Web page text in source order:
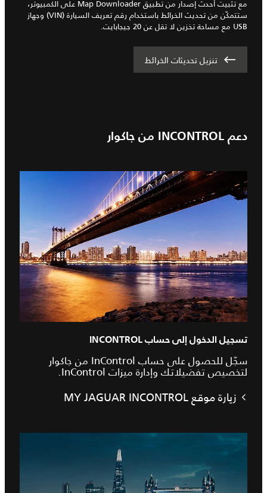
مع تثبيت أحدث إصدار من تطبيق Map Downloader على الكمبيوتر،
ستتمكّن من تحديث الخرائط باستخدام رقم تعريف السيارة (VIN) وجهاز
USB مع مساحة تخزين لا تقل عن 20 جيجابايت.
تنزيل تحديثات الخرائط
دعم INCONTROL من جاكوار
تسجيل الدخول إلى حساب INCONTROL
سجّل للحصول على حساب InControl من جاكوار
لتخصيص تفضيلاتك وإدارة ميزات InControl.
زيارة موقع MY JAGUAR INCONTROL